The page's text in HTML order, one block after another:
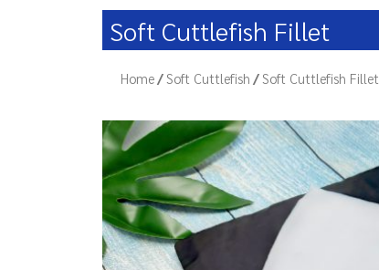
Soft Cuttlefish Fillet
Home /Soft Cuttlefish /Soft Cuttlefish Fillet